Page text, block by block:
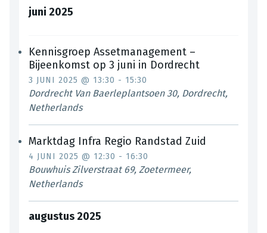
juni 2025
Kennisgroep Assetmanagement –
Bijeenkomst op 3 juni in Dordrecht
3 JUNI 2025 @ 13:30 - 15:30
Dordrecht Van Baerleplantsoen 30, Dordrecht,
Netherlands
Marktdag Infra Regio Randstad Zuid
4 JUNI 2025 @ 12:30 - 16:30
BouwhuisZilverstraat 69, Zoetermeer,
Netherlands
augustus 2025